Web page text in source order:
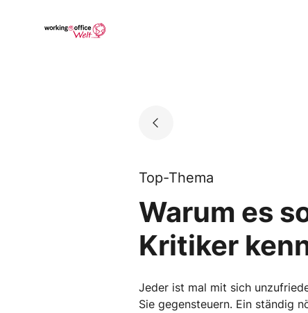
Go to landing page.
Top-Thema
Warum es
Kritiker
Jeder ist mal mit sich
Sie gegensteuern. Ein ständig